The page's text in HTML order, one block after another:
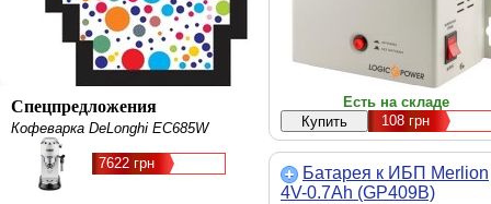
Спецпредложения
Кофеварка DeLonghi EC685W
7622 грн
Есть на складе
108грн
Батарея к ИБП Merlion
4V-0.7Ah (GP409B)